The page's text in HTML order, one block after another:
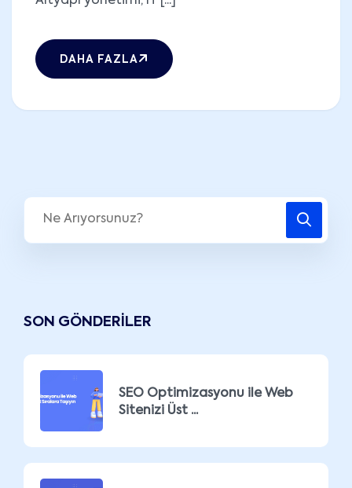
DAHA FAZLA
SON GÖNDERILER
SEO Optimizasyonu ile Web
Sitenizi Üst ...